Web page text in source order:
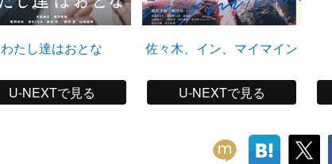
わたし達はおとな
U-NEXTで見る
佐々木、イン、マイマイン
U-NEXTで見る